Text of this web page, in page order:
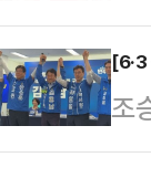
잘
후
'사
주
관
논
지
문
에
[6·3
조
짜